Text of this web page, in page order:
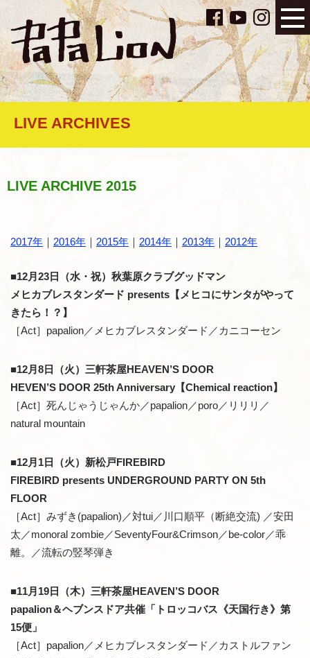
LIVE ARCHIVES
LIVE ARCHIVE 2015
2017年 ｜ 2016年 ｜ 2015年 ｜ 2014年 ｜ 2013年 ｜ 2012年
■12月23日（水・祝）秋葉原クラブグッドマン
メヒカブレスタンダード presents【メヒコにサンタがやって
きたら！？】
［Act］papalion／メヒカブレスタンダード／カニコーセン
■12月8日（火）三軒茶屋HEAVEN’S DOOR
HEVEN’S DOOR 25th Anniversary【Chemical reaction】
［Act］死んじゃうじゃんか／papalion／poro／リリリ／
natural mountain
■12月1日（火）新松戸FIREBIRD
FIREBIRD presents UNDERGROUND PARTY ON 5th
FLOOR
［Act］みずき(papalion)／対tui／川口順平（断絶交流) ／安田
太／monoral zombie／SeventyFour&Crimson／be-color／乖
離。／流転の竪琴弾き
■11月19日（木）三軒茶屋HEAVEN’S DOOR
papalion＆ヘブンスドア共催「トロッコバス《天国行き》第
15便」
［Act］papalion／メヒカブレスタンダード／カストルファン